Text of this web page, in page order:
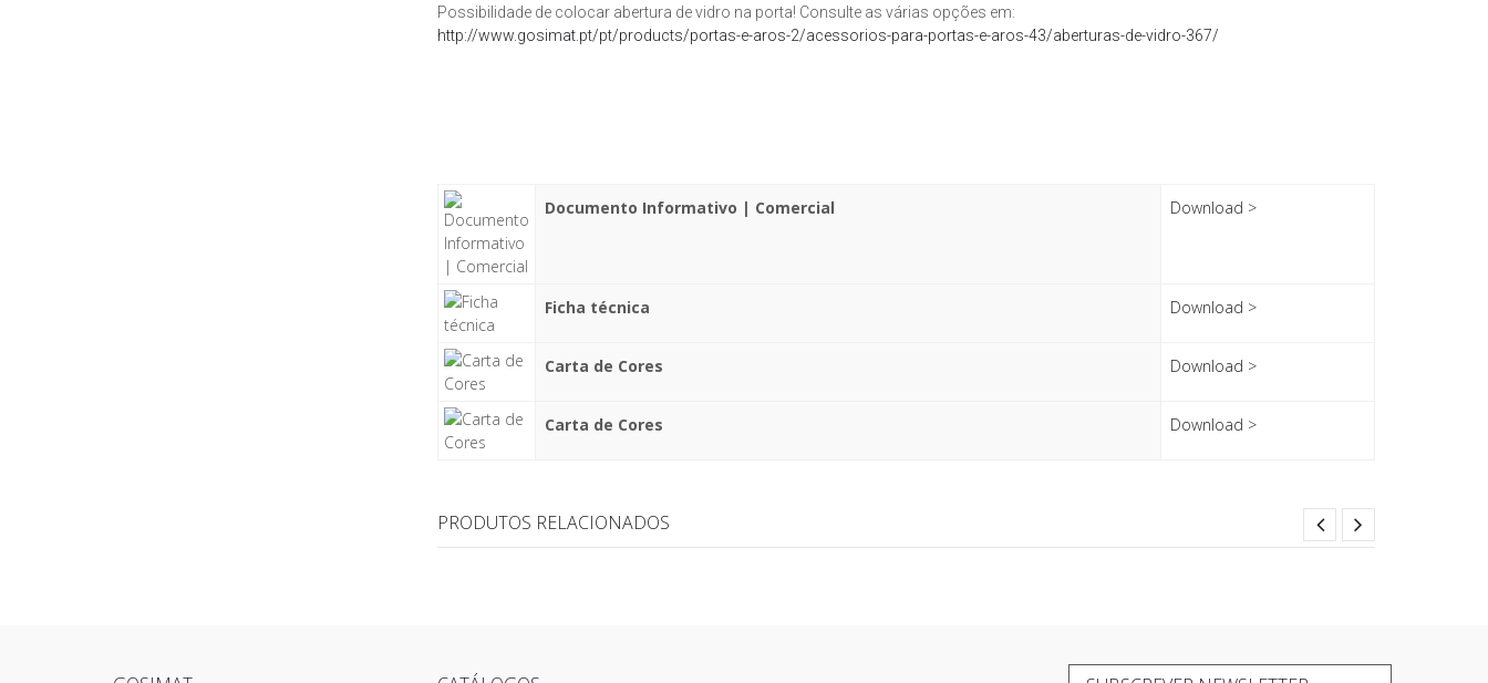
Possibilidade de colocar abertura de vidro na porta! Consulte as várias opções em:
http://www.gosimat.pt/pt/products/portas-e-aros-2/acessorios-para-portas-e-aros-43/aberturas-de-vidro-367/
Documento Informativo | Comercial Download >
Ficha técnica Download >
Carta de Cores Download >
Carta de Cores Download >
PRODUTOS RELACIONADOS